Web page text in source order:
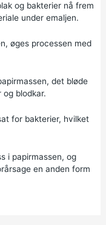
og bakterier nå frem
under emaljen.
øges processen med
det bløde
blodkar.
for bakterier, hvilket
i papirmassen, og
en anden form